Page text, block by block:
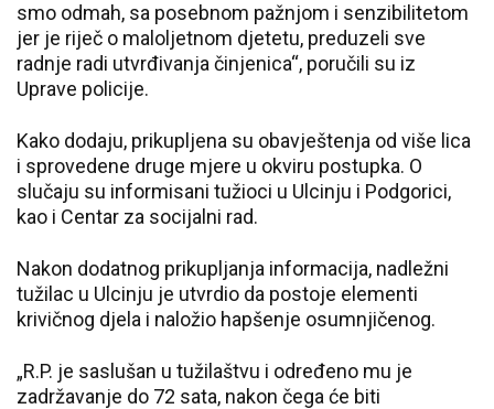
smo odmah, sa posebnom pažnjom i senzibilitetom
jer je riječ o maloljetnom djetetu, preduzeli sve
radnje radi utvrđivanja činjenica“, poručili su iz
Uprave policije.
Kako dodaju, prikupljena su obavještenja od više lica
i sprovedene druge mjere u okviru postupka. O
slučaju su informisani tužioci u Ulcinju i Podgorici,
kao i Centar za socijalni rad.
Nakon dodatnog prikupljanja informacija, nadležni
tužilac u Ulcinju je utvrdio da postoje elementi
krivičnog djela i naložio hapšenje osumnjičenog.
„R.P. je saslušan u tužilaštvu i određeno mu je
zadržavanje do 72 sata, nakon čega će biti